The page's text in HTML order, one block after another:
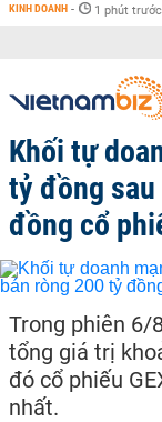
KINH DOANH - 1 phút trước
Khối tự
tỷ đồng
đồng cổ
Trong phiên 6/
tổng giá trị
đó cổ phiếu
nhất.